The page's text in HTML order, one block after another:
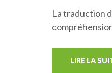
La traduction
LIRE LA